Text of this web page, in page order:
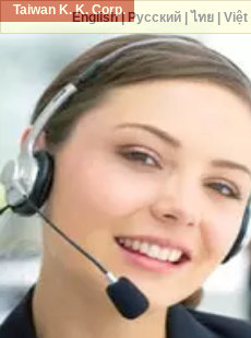
Taiwan K. K. Corp.
English| Русский| ไทย| Việt|